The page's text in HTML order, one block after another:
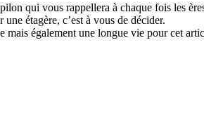
qui vous rappellera à chaque fois les
étagère, c’est à vous de décider.
mais également une longue vie pour cet